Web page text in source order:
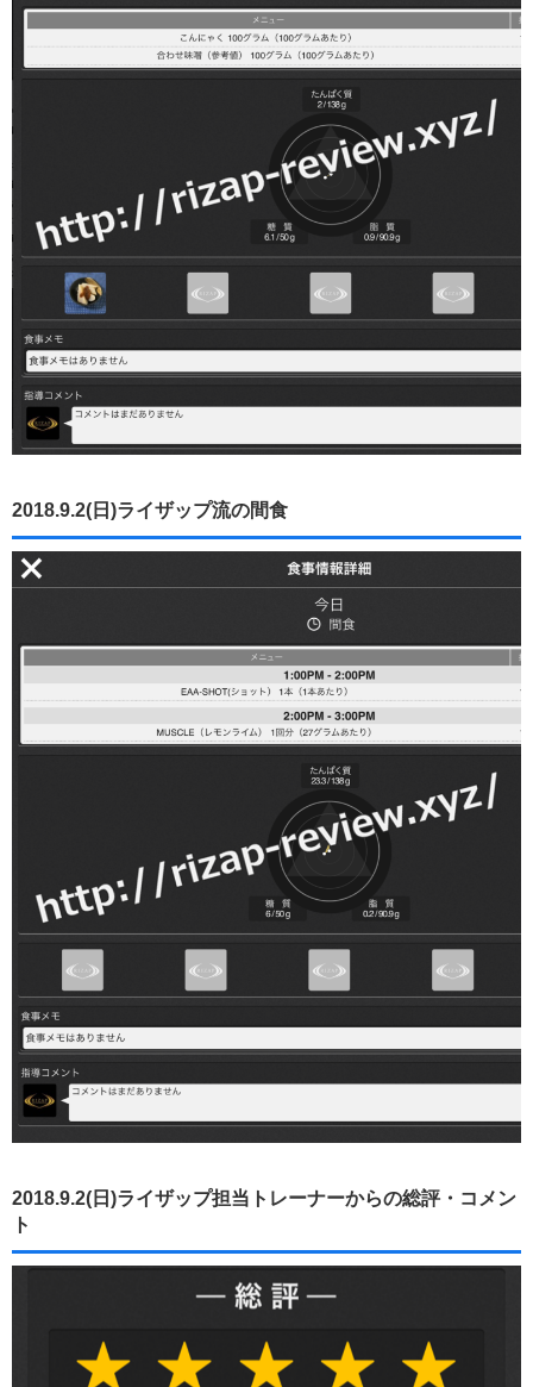
2018.9.2(日)ライザップ流の間食
2018.9.2(日)ライザップ担当トレーナーからの総評・コメン
ト